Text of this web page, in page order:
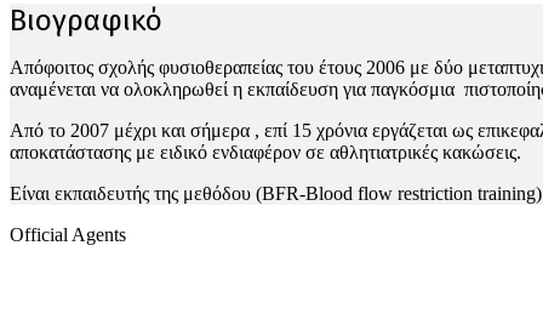
Βιογραφικό
Απόφοιτος σχολής φυσιοθεραπείας του έτους 2006 με δύο
αναμένεται να ολοκληρωθεί η εκπαίδευση για παγκόσμια
Από το 2007 μέχρι και σήμερα , επί 15 χρόνια εργάζεται ως
αποκατάστασης με ειδικό ενδιαφέρον σε αθλητιατρικές κακώσεις.
Είναι εκπαιδευτής της μεθόδου (BFR-Blood flow restriction
Official Agents